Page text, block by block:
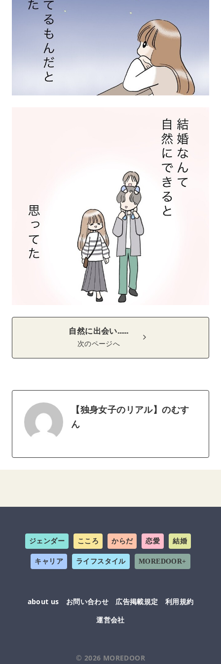
自然に出会い……
次のページへ
【独身女子のリアル】のむす
ん
ジェンダー こころ からだ 恋愛 結婚
キャリア ライフスタイル MOREDOOR+
about us お問い合わせ 広告掲載規定
利用規約
運営会社
© 2026 MOREDOOR